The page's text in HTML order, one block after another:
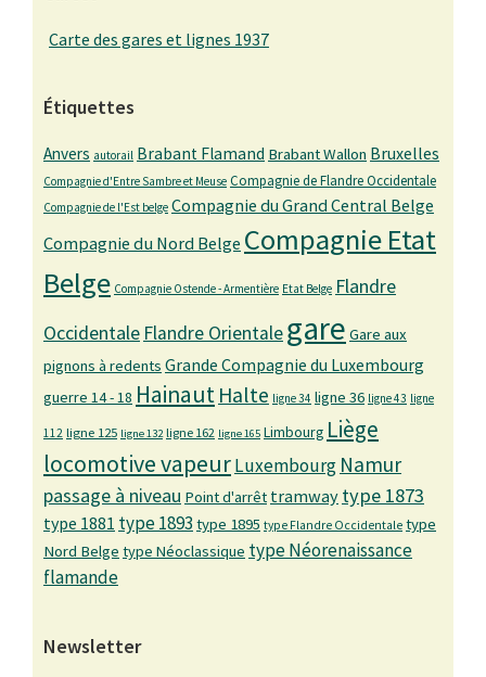
Carte des gares et lignes 1937
Étiquettes
Anvers autorail Brabant Flamand Brabant Wallon Bruxelles
Compagnie d'Entre Sambre et Meuse Compagnie de Flandre Occidentale
Compagnie de l'Est belge Compagnie du Grand Central Belge
Compagnie du Nord Belge Compagnie Etat
Belge Compagnie Ostende - Armentière Etat Belge Flandre
Occidentale Flandre Orientalegare Gare aux
pignons à redents Grande Compagnie du Luxembourg
guerre 14 - 18 Hainaut Halte ligne 34 ligne 36 ligne 43 ligne
112 ligne 125 ligne 132 ligne 162 ligne 165 Limbourg Liège
locomotive vapeurLuxembourg Namur
passage à niveau Point d'arrêt tramway type 1873
type 1881 type 1893 type 1895 type Flandre Occidentale type
Nord Belge type Néoclassique type Néorenaissance
flamande
Newsletter